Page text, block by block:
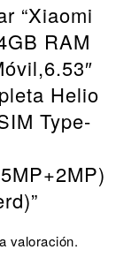
“Xiaomi
RAM
Helio
Type-
valoración.